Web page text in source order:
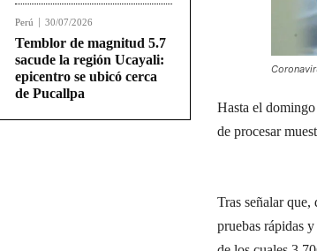
Perú 30/07/2026
Temblor de magnitud 5.7
sacude la región Ucayali:
epicentro se ubicó cerca
de Pucallpa
Hasta el
de procesar
Tras señalar
pruebas rápidas